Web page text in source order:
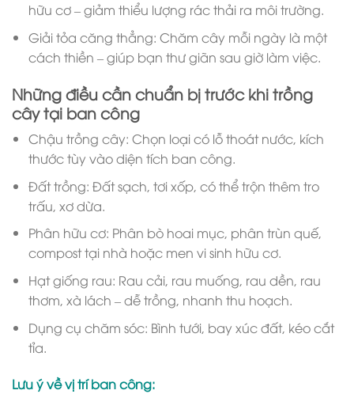
hữu cơ – giảm thiểu lượng rác thải ra môi trường.
Giải tỏa căng thẳng: Chăm cây mỗi ngày là một
cách thiền – giúp bạn thư giãn sau giờ làm việc.
Những điều cần chuẩn bị trước khi trồng
cây tại ban công
Chậu trồng cây: Chọn loại có lỗ thoát nước, kích
thước tùy vào diện tích ban công.
Đất trồng: Đất sạch, tơi xốp, có thể trộn thêm tro
trấu, xơ dừa.
Phân hữu cơ: Phân bò hoai mục, phân trùn quế,
compost tại nhà hoặc men vi sinh hữu cơ.
Hạt giống rau: Rau cải, rau muống, rau dền, rau
thơm, xà lách – dễ trồng, nhanh thu hoạch.
Dụng cụ chăm sóc: Bình tưới, bay xúc đất, kéo cắt
tỉa.
Lưu ý về vị trí ban công: